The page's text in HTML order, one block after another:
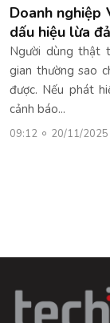
Doanh nghiệp
dấu hiệu lừa
Người dùng thật
gian thường sao
được. Nếu phát
cảnh báo...
09:12 20/11/2025